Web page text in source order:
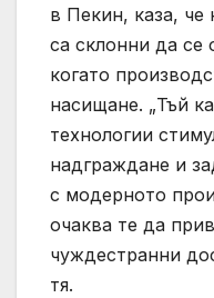
в Пекин, каза, че
са склонни да се
когато
насищане. „Тъй
технологии
надграждане и
с модерното
очаква те да
чуждестранни
тя.